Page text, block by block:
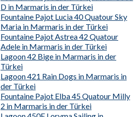
D in Marmaris in der Türkei
Fountaine Pajot Lucia 40 Quatour Sky
Maria in Marmaris in der Türkei
Fountaine Pajot Astrea 42 Quatour
Adele in Marmaris in der Türkei
Lagoon 42 Bige in Marmaris in der
Türkei
Lagoon 421 Rain Dogs in Marmaris in
der Türkei
Fountaine Pajot Elba 45 Quatour Milly
2 in Marmaris in der Türkei